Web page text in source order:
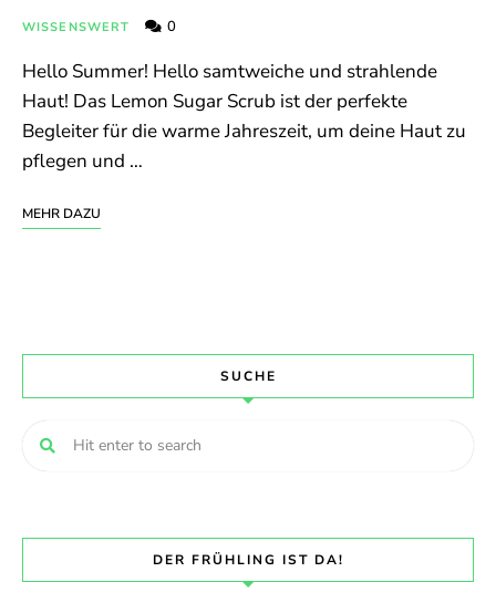
WISSENSWERT 0
Hello Summer! Hello samtweiche und strahlende
Haut! Das Lemon Sugar Scrub ist der perfekte
Begleiter für die warme Jahreszeit, um deine Haut zu
pflegen und …
MEHR DAZU
SUCHE
DER FRÜHLING IST DA!